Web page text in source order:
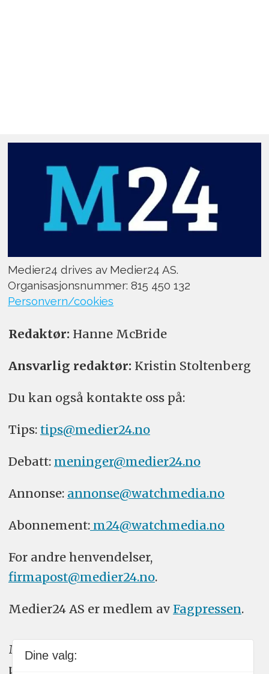
Medier24 drives av Medier24 AS.
Organisasjonsnummer: 815 450 132
Personvern/cookies
Redaktør: Hanne McBride
Ansvarlig redaktør: Kristin Stoltenberg
Du kan også kontakte oss på:
Tips: tips@medier24.no
Debatt: meninger@medier24.no
Annonse: annonse@watchmedia.no
Abonnement:m24@watchmedia.no
For andre henvendelser,
firmapost@medier24.no.
Medier24 AS er medlem av Fagpressen.
Medier24 arbeider etter Vær Varsom-
plakatens regler for god presseskikk.
Dine valg: